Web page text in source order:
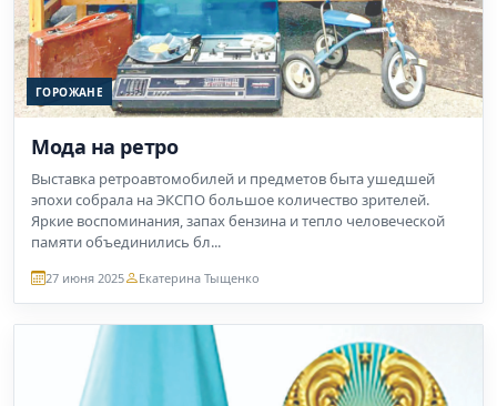
ГОРОЖАНЕ
Мода на ретро
Выставка ретроавтомобилей и предметов быта ушедшей
эпохи собрала на ЭКСПО большое количество зрителей.
Яркие воспоминания, запах бензина и тепло человеческой
памяти объединились бл...
27 июня 2025 Екатерина Тыщенко